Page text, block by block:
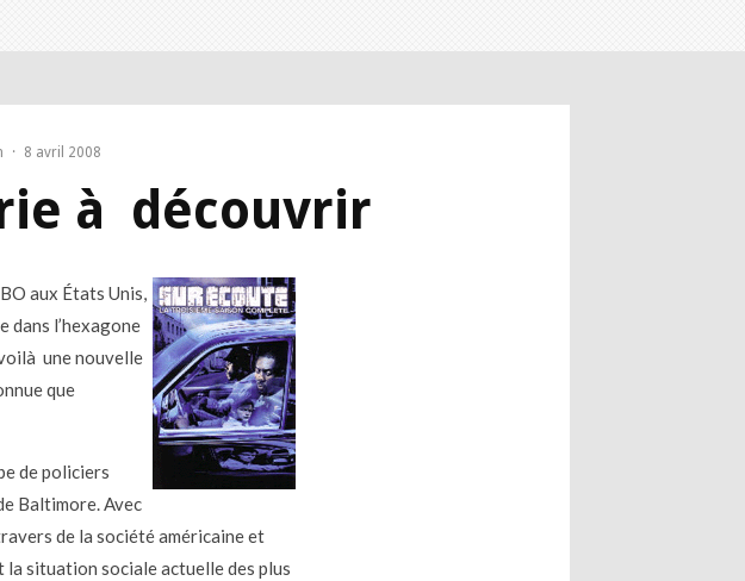
· 8 avril 2008
à découvrir
aux États Unis,
dans l’hexagone
une nouvelle
que
de policiers
Baltimore. Avec
de la société américaine et
la situation sociale actuelle des plus